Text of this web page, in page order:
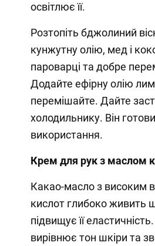
освітлює її.
Розтопіть бджолиний
кунжутну олію, мед і
пароварці та добре
Додайте ефірну олію
перемішайте. Дайте
холодильнику. Він
використання.
Крем для рук з маслом
Какао-масло з високим
кислот глибоко живить
підвищує її
вирівнює тон шкіри та